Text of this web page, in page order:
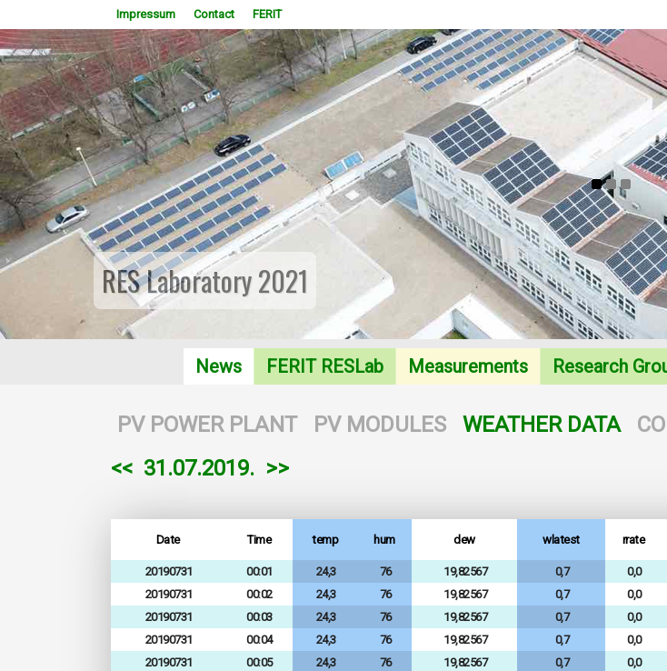
Impressum Contact FERIT
RES Laboratory 2021
News FERIT RESLab Measurements Research
PV POWER PLANT PV MODULES WEATHER DATA
<< 31.07.2019. >>
Date Time temp hum dew wlatest rrate
20190731 00:01 24,3 76 19,82567 0,7 0,0
20190731
00:02 24,3 76 19,82567 0,7 0,0
20190731
00:03 24,3 76 19,82567 0,7 0,0
20190731
00:04 24,3 76 19,82567 0,7 0,0
20190731
00:05 24,3 76 19,82567 0,7 0,0